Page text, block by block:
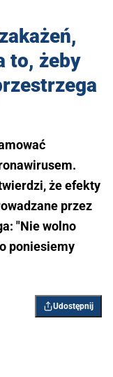
to, żeby
że efekty
przez
"Nie wolno
poniesiemy
Udostępnij